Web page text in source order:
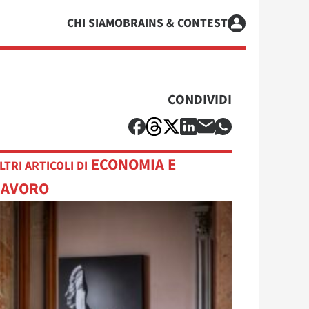
CHI SIAMOBRAINS & CONTEST
CONDIVIDI
ARTICOLI DI ECONOMIA E